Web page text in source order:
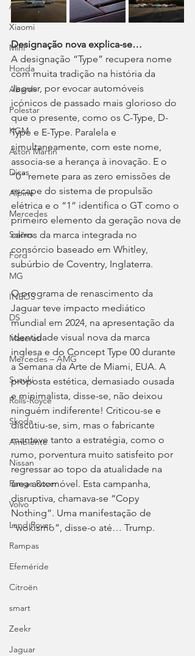
Audi
Xiaomi
Mini
Honda
Abarth
Polestar
KGM
Aston Martin
Dicas
Alpine
Mercedes
Salões
Ford
MG
INEOS
DS
Maserati
Mercedes – AMG
Suzuki
Rolls-Royce
Skoda
Ambiente
Nissan
Range Rover
Volvo
Land Rover
Rampas
Efeméride
Citroën
smart
Zeekr
Jaguar
Designação nova explica-se…
A designação “Type” recupera nome
com muita tradição na história da
Jaguar, por evocar automóveis
icónicos de passado mais glorioso do
que o presente, como os C-Type, D-
Type e E-Type. Paralela e
simultaneamente, com este nome,
associa-se a herança à inovação. E o
“0” remete para as zero emissões de
escape do sistema de propulsão
elétrica e o “1” identifica o GT como o
primeiro elemento da geração nova de
carros da marca integrada no
consórcio baseado em Whitley,
subúrbio de Coventry, Inglaterra.
O programa de renascimento da
Jaguar teve impacto mediático
mundial em 2024, na apresentação da
identidade visual nova da marca
inglesa e do Concept Type 00 durante
a Semana da Arte de Miami, EUA. A
proposta estética, demasiado ousada
e minimalista, disse-se, não deixou
ninguém indiferente! Criticou-se e
discutiu-se, sim, mas o fabricante
manteve tanto a estratégia, como o
rumo, porventura muito satisfeito por
regressar ao topo da atualidade na
área automóvel. Esta campanha,
disruptiva, chamava-se “Copy
Nothing”. Uma manifestação de
“wokismo”, disse-o até… Trump.